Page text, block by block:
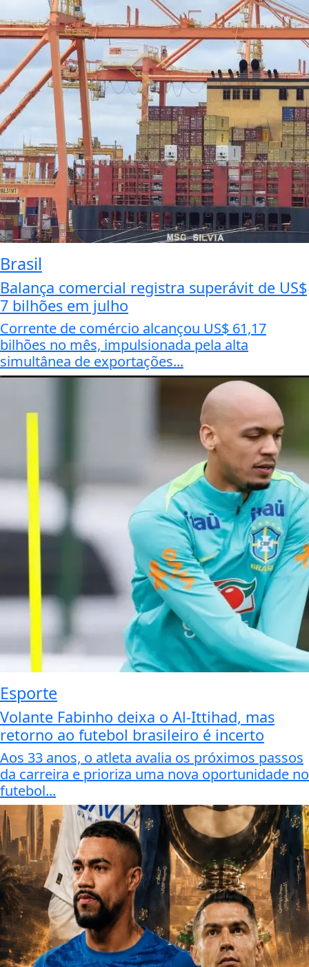
Brasil
Balança comercial registra superávit de US$
7 bilhões em julho
Corrente de comércio alcançou US$ 61,17
bilhões no mês, impulsionada pela alta
simultânea de exportações...
Esporte
Volante Fabinho deixa o Al-Ittihad, mas
retorno ao futebol brasileiro é incerto
Aos 33 anos, o atleta avalia os próximos passos
da carreira e prioriza uma nova oportunidade no
futebol...